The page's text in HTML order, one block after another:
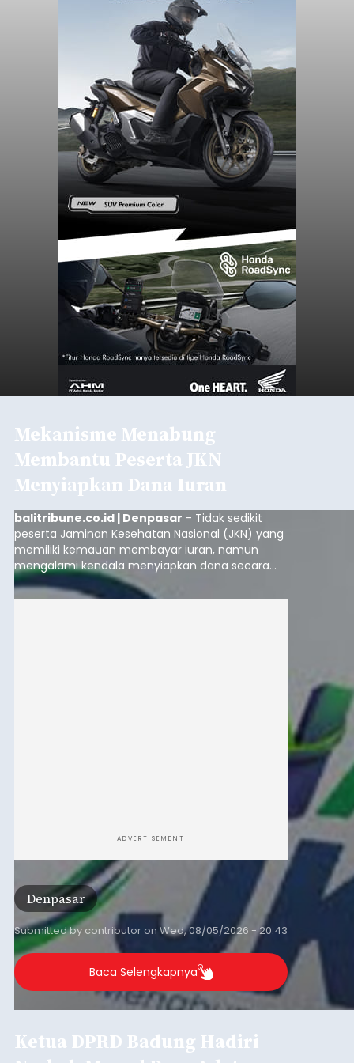
Mekanisme Menabung
Membantu Peserta JKN
Menyiapkan Dana Iuran
balitribune.co.id | Denpasar - Tidak sedikit
peserta Jaminan Kesehatan Nasional (JKN) yang
memiliki kemauan membayar iuran, namun
mengalami kendala menyiapkan dana secara
penuh saat jatuh tempo pembayaran iuran.
Kondisi ini terutama dialami oleh peserta
ADVERTISEMENT
Denpasar
Submitted by contributoron Wed, 08/05/2026 - 20:43
Baca Selengkapnya
Ketua DPRD Badung Hadiri